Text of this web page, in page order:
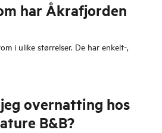
har Åkrafjorden
i ulike størrelser. De har enkelt-,
overnatting hos
B&B?